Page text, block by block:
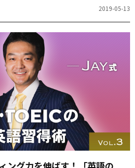
2019-05-13
ング力を伸ばす！「英語の